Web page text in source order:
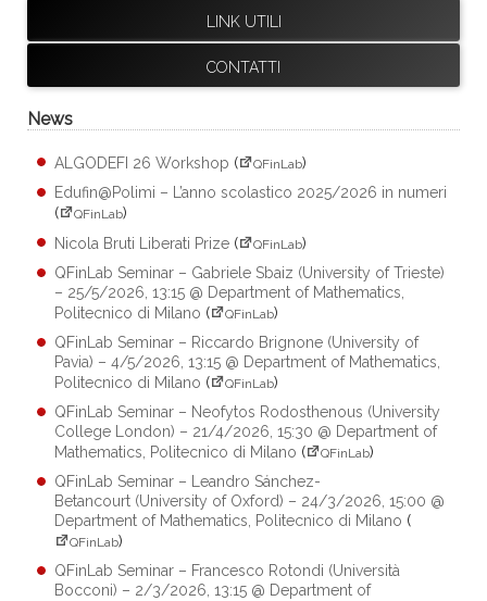
LINK UTILI
CONTATTI
News
ALGODEFI 26 Workshop ( QFinLab)
Edufin@Polimi – L’anno scolastico 2025/2026 in numeri
(
QFinLab)
Nicola Bruti Liberati Prize ( QFinLab)
QFinLab Seminar – Gabriele Sbaiz (University of Trieste)
– 25/5/2026, 13:15 @ Department of Mathematics,
Politecnico di Milano ( QFinLab)
QFinLab Seminar – Riccardo Brignone (University of
Pavia) – 4/5/2026, 13:15 @ Department of Mathematics,
Politecnico di Milano ( QFinLab)
QFinLab Seminar – Neofytos Rodosthenous (University
College London) – 21/4/2026, 15:30 @ Department of
Mathematics, Politecnico di Milano ( QFinLab)
QFinLab Seminar – Leandro Sánchez-
Betancourt (University of Oxford) – 24/3/2026, 15:00 @
Department of Mathematics, Politecnico di Milano (
QFinLab)
QFinLab Seminar – Francesco Rotondi (Università
Bocconi) – 2/3/2026, 13:15 @ Department of